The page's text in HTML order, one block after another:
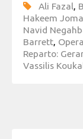
Ali Fazal,
Hakeem
Navid
Barrett,
Reparto:
Vassilis